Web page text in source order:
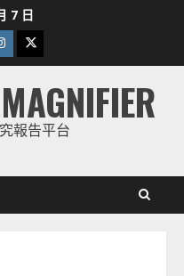
7 日
Twitter
報告平台